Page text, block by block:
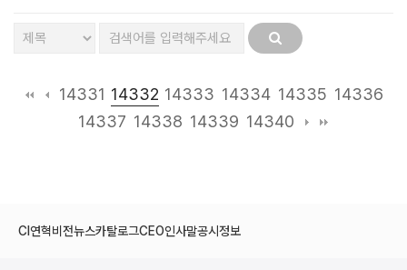
14331 14332 14333 14334 14335 14336
14337 14338 14339 14340
CI 연혁비전뉴스카탈로그CEO인사말공시정보